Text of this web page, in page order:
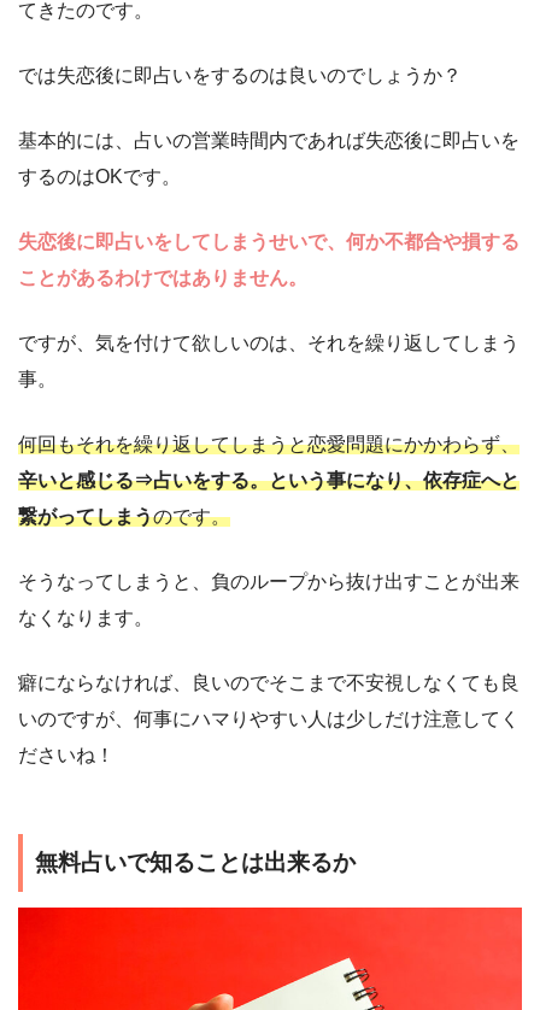
てきたのです。
では失恋後に即占いをするのは良いのでしょうか？
基本的には、占いの営業時間内であれば失恋後に即占いを
するのはOKです。
失恋後に即占いをしてしまうせいで、何か不都合や損する
ことがあるわけではありません。
ですが、気を付けて欲しいのは、それを繰り返してしまう
事。
何回もそれを繰り返してしまうと恋愛問題にかかわらず、
辛いと感じる⇒占いをする。という事になり、依存症へと
繋がってしまうのです。
そうなってしまうと、負のループから抜け出すことが出来
なくなります。
癖にならなければ、良いのでそこまで不安視しなくても良
いのですが、何事にハマりやすい人は少しだけ注意してく
ださいね！
無料占いで知ることは出来るか